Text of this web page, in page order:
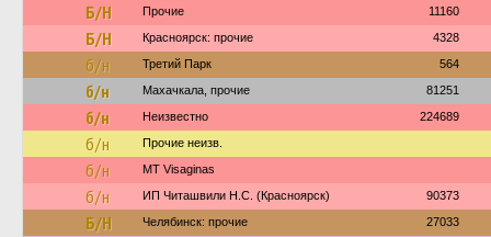
Б/Н Прочие 11160
Б/Н Красноярск: прочие 4328
б/н Третий Парк 564
б/н Махачкала, прочие 81251
б/н Неизвестно 224689
б/н Прочие неизв.
б/н MT Visaginas
б/н ИП Читашвили Н.С. (Красноярск) 90373
Б/Н Челябинск: прочие 27033